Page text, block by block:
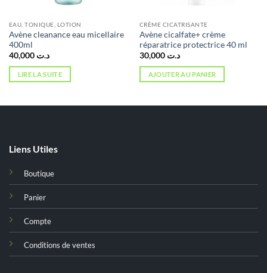
EAU, TONIQUE, LOTION
Avène cleanance eau micellaire
400ml
د.ت 40,000
LIRE LA SUITE
CRÈME CICATRISANTE
Avène cicalfate+ crème
réparatrice protectrice 40 ml
د.ت 30,000
AJOUTER AU PANIER
Liens Utiles
Boutique
Panier
Compte
Conditions de ventes